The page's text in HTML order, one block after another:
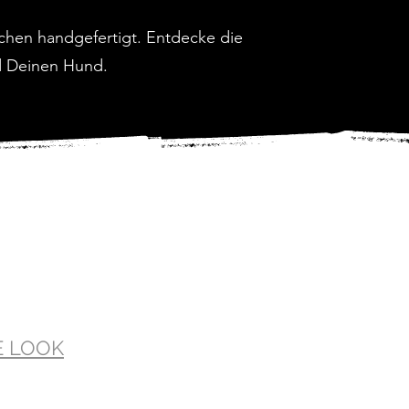
handgefertigt. Entdecke die
Hund.
LOOK